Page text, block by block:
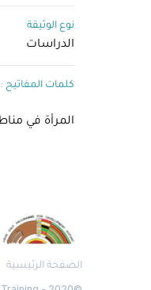
نوع الوثيقة
الدراسات
كلمات المفاتيح :
المرأة في
الصفحة الرئيسية